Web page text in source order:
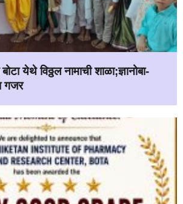
येथे विठ्ठल नामाची शाळा;ज्ञानोबा-
गजर